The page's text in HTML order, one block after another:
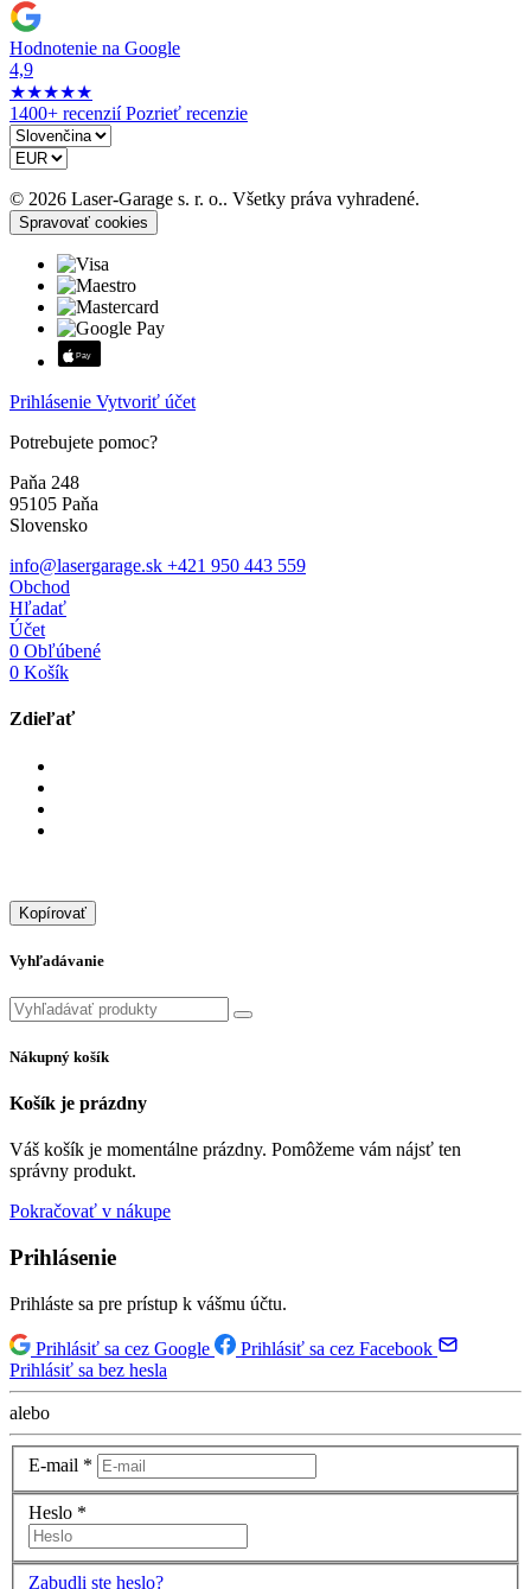
Hodnotenie na Google
4,9
★★★★★
1400+ recenzií Pozrieť recenzie
© 2026 Laser-Garage s. r. o.. Všetky práva vyhradené.
Spravovať cookies
Prihlásenie Vytvoriť účet
Potrebujete pomoc?
Paňa 248
95105 Paňa
Slovensko
info@lasergarage.sk +421 950 443 559
Obchod
Hľadať
Účet
0 Obľúbené
0 Košík
Zdieľať
Kopírovať
Vyhľadávanie
Nákupný košík
Košík je prázdny
Váš košík je momentálne prázdny. Pomôžeme vám nájsť ten
správny produkt.
Pokračovať v nákupe
Prihlásenie
Prihláste sa pre prístup k vášmu účtu.
Prihlásiť sa cez Google
Prihlásiť sa cez Facebook
Prihlásiť sa bez hesla
alebo
E-mail *
Heslo *
Zabudli ste heslo?